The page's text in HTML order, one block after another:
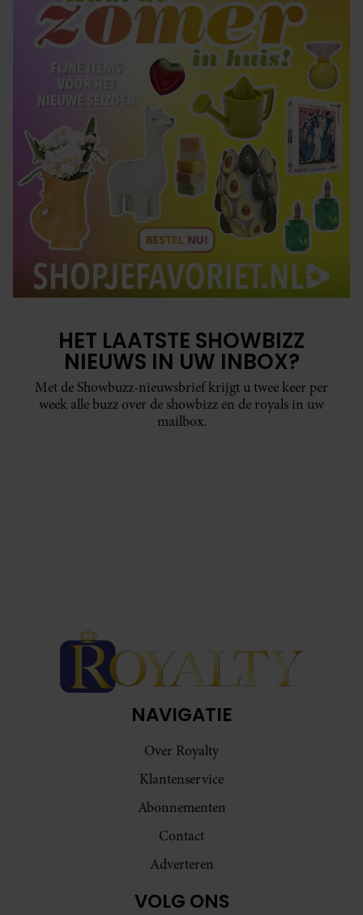
HET LAATSTE SHOWBIZZ
NIEUWS IN UW INBOX?
Met de Showbuzz-nieuwsbrief krijgt u twee keer per
week alle buzz over de showbizz en de royals in uw
mailbox.
NAVIGATIE
Over Royalty
Klantenservice
Abonnementen
Contact
Adverteren
VOLG ONS